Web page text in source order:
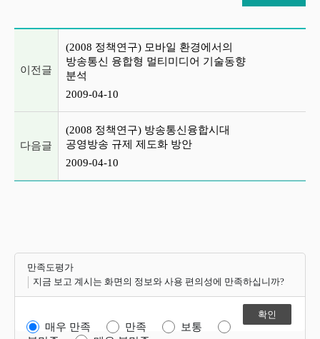
이전글
(2008 정책연구) 모바일 환경에서의
방송통신 융합형 멀티미디어 기술동향
분석
2009-04-10
다음글
(2008 정책연구) 방송통신융합시대
공영방송 규제 제도화 방안
2009-04-10
만족도평가
지금 보고 계시는 화면의 정보와 사용 편의성에 만족하십니까?
매우 만족 만족
보통